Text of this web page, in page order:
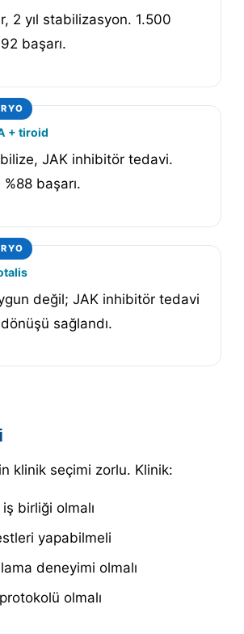
2 yıl stabilizasyon. 1.500
başarı.
+ tiroid
JAK inhibitör tedavi.
başarı.
değil; JAK inhibitör tedavi
sağlandı.
klinik seçimi zorlu. Klinik:
birliği olmalı
yapabilmeli
deneyimi olmalı
olmalı